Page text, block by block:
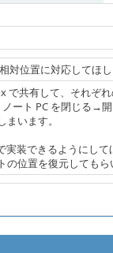
対位置に対応してほ
で共有して、それぞ
ート PC を閉じる
います。
装できるようにし
位置を復元してもら